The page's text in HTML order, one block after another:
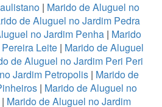
| Marido de Aluguel no
de Aluguel no Jardim Pedra
no Jardim Penha| Marido
Leite | Marido de Aluguel
de Aluguel no Jardim Peri Peri
Jardim Petropolis| Marido de
| Marido de Aluguel no
Marido de Aluguel no Jardim